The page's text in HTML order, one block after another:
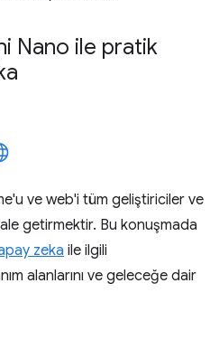
Nano ile pratik
ve web'i tüm geliştiriciler ve
getirmektir. Bu konuşmada
zeka ile ilgili
alanlarını ve geleceğe dair